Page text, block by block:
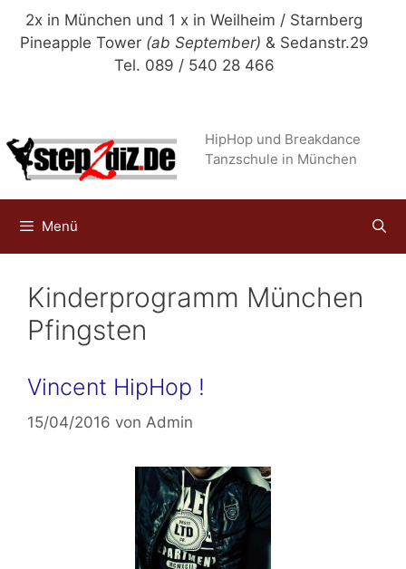
Zum
Inhalt
2x in München und 1 x in Weilheim / Starnberg
Pineapple Tower (ab September) & Sedanstr.29
Tel. 089 / 540 28 466
HipHop und Breakdance
Tanzschule in München
Menü
Kinderprogramm München
Pfingsten
Vincent HipHop !
15/04/2016 von Admin